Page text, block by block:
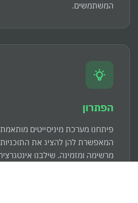
המשתמשים.
הפתרון
פיתחנו מערכת מיניסייטים
המאפשרת להן להציג את